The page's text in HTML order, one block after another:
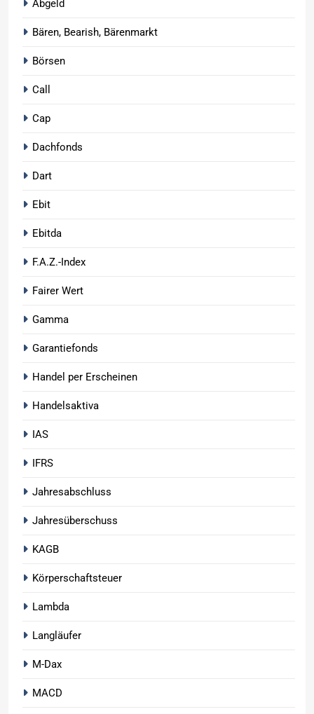
Abgeld
Bären, Bearish, Bärenmarkt
Börsen
Call
Cap
Dachfonds
Dart
Ebit
Ebitda
F.A.Z.-Index
Fairer Wert
Gamma
Garantiefonds
Handel per Erscheinen
Handelsaktiva
IAS
IFRS
Jahresabschluss
Jahresüberschuss
KAGB
Körperschaftsteuer
Lambda
Langläufer
M-Dax
MACD